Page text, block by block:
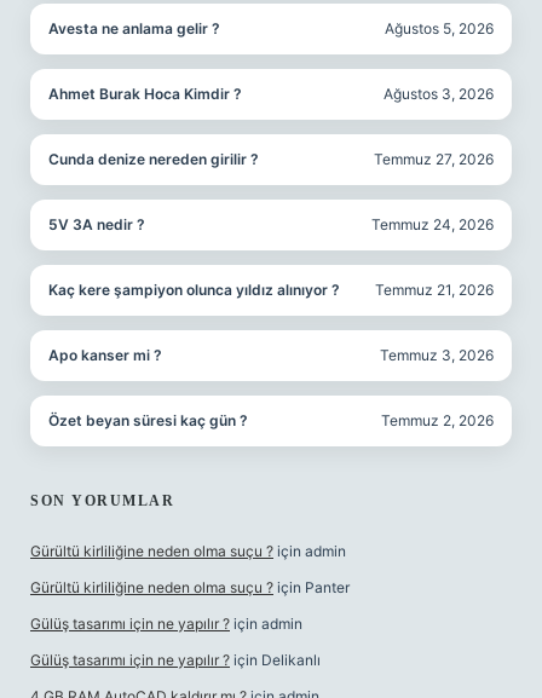
Avesta ne anlama gelir ? Ağustos 5, 2026
Ahmet Burak Hoca Kimdir ? Ağustos 3, 2026
Cunda denize nereden girilir ? Temmuz 27, 2026
5V 3A nedir ? Temmuz 24, 2026
Kaç kere şampiyon olunca yıldız alınıyor ? Temmuz 21, 2026
Apo kanser mi ? Temmuz 3, 2026
Özet beyan süresi kaç gün ? Temmuz 2, 2026
SON YORUMLAR
Gürültü kirliliğine neden olma suçu ? için admin
Gürültü kirliliğine neden olma suçu ? için Panter
Gülüş tasarımı için ne yapılır ? için admin
Gülüş tasarımı için ne yapılır ? için Delikanlı